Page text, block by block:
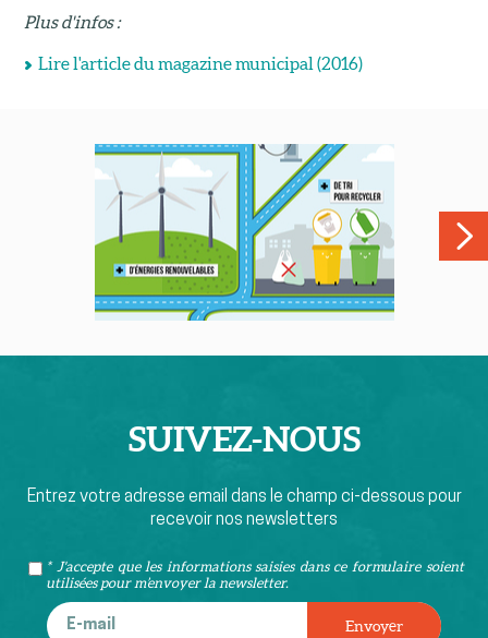
Plus d'infos :
Lire l'article du magazine municipal (2016)
SUIVEZ-NOUS
Entrez votre adresse email dans le champ ci-dessous pour
recevoir nos newsletters
* J'accepte que les informations saisies dans ce formulaire soient
utilisées pour m’envoyer la newsletter.